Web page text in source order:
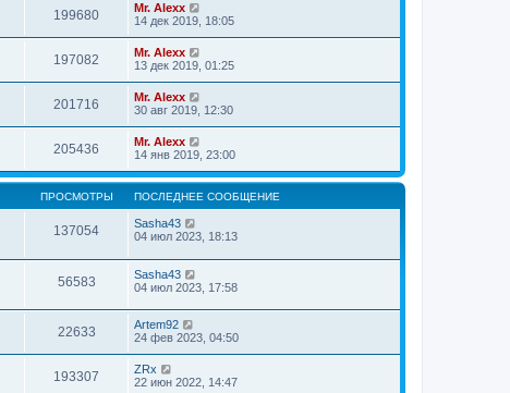
199680
Mr. Alexx
14 дек 2019, 18:05
197082
Mr. Alexx
13 дек 2019, 01:25
201716
Mr. Alexx
30 авг 2019, 12:30
205436
Mr. Alexx
14 янв 2019, 23:00
ПРОСМОТРЫ ПОСЛЕДНЕЕ СООБЩЕНИЕ
137054
Sasha43
04 июл 2023, 18:13
56583
Sasha43
04 июл 2023, 17:58
22633
Artem92
24 фев 2023, 04:50
193307
ZRx
22 июн 2022, 14:47